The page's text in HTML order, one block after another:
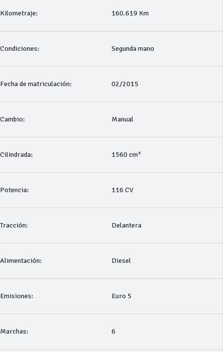
Kilometraje: 160.619 Km
Condiciones: Segunda mano
Fecha de matriculación: 02/2015
Cambio: Manual
Cilindrada: 1560 cm³
Potencia: 116 CV
Tracción: Delantera
Alimentación: Diesel
Emisiones: Euro 5
Marchas: 6